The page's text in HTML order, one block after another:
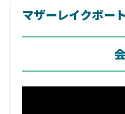
マザーレイクボー